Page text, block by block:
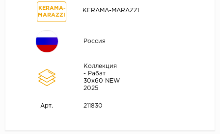
KЕRАМА-
МАRАZZI
KЕRАМА-МАRАZZI
Россия
Коллекция
- Рабат
30х60 NEW
2025
Арт. 211830